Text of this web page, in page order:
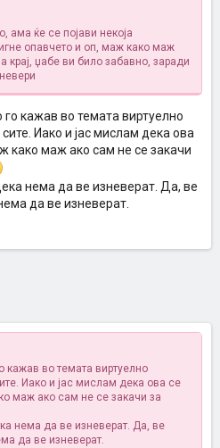
ама ќе се појави некоја
опавчето и оп, маж како маж
џабе ви било забавно, заради
кажав во темата виртуелно
Иако и јас мислам дека ова
како маж ако сам не се закачи
нема да ве изневерат. Да, ве
да ве изневерат.
кажав во темата виртуелно
Иако и јас мислам дека ова се
маж ако сам не се закачи за
нема да ве изневерат. Да, ве
да ве изневерат.